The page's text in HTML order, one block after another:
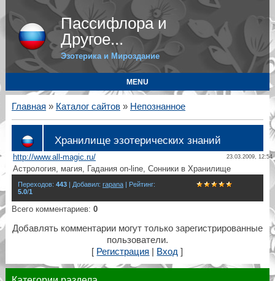
Пассифлора и
Другое...
Эзотерика и Мироздание
MENU
Главная » Каталог сайтов» Непознанное
Хранилище эзотерических знаний
http://www.all-magic.ru/ 23.03.2009, 12:54
Астрология, магия, Гадания on-line, Сонники в Хранилище
Переходов: 443| Добавил: rapana| Рейтинг:
5.0/1
Всего комментариев: 0
Добавлять комментарии могут только зарегистрированные
пользователи.
[ Регистрация Вход ]